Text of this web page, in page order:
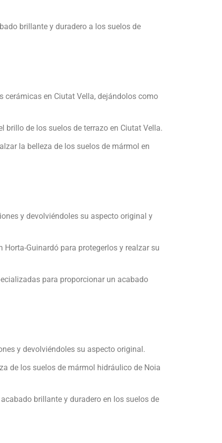
brillante y duradero a los suelos de
cerámicas en Ciutat Vella, dejándolos como
de los suelos de terrazo en Ciutat Vella.
la belleza de los suelos de mármol en
y devolviéndoles su aspecto original y
Guinardó para protegerlos y realzar su
para proporcionar un acabado
y devolviéndoles su aspecto original.
de los suelos de mármol hidráulico de Noia
brillante y duradero en los suelos de